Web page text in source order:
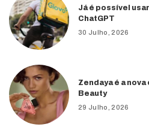
Já é possível
ChatGPT
30 Julho, 2026
Zendaya é a
Beauty
29 Julho, 2026